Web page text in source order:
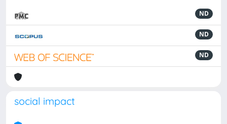
ND
ND
ND
social impact